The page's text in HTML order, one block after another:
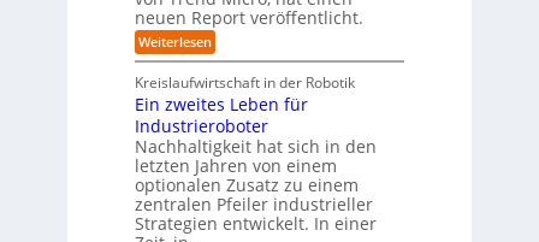
m
w
a
s
b
e
i
n
i
c
h
t
e
u
r
o
p
e
n
t
i
e
r
u
n
g
a
l
A
I
n
S
A
P
:
W
i
e
s
neuen Report veröffentlicht.
Weiterlesen:
T
e
n
d
A
I
-
R
e
p
Kreislaufwirtschaft in der Robotik
Ein zweites Leben für
Industrieroboter
Nachhaltigkeit hat sich in den
letzten Jahren von einem
optionalen Zusatz zu einem
zentralen Pfeiler industrieller
Strategien entwickelt. In einer